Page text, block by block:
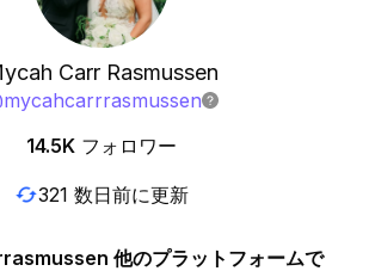
Carr Rasmussen
mycahcarrrasmussen
14.5K フォロワー
321 数日前に更新
他のプラットフォームで